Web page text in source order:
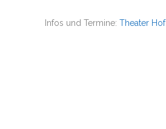
Infos und Termine: Theater Hof